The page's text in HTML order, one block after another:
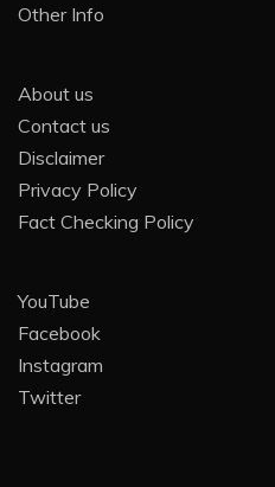
Other Info
About us
Contact us
Disclaimer
Privacy Policy
Fact Checking Policy
YouTube
Facebook
Instagram
Twitter